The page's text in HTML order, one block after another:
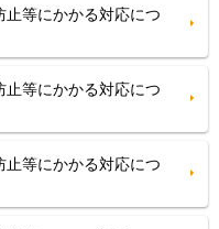
止等にかかる対応につ
止等にかかる対応につ
止等にかかる対応につ